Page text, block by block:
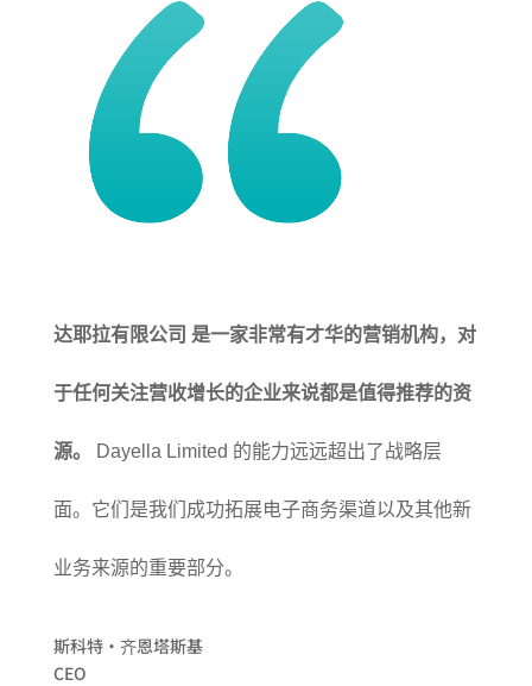
达耶拉有限公司 是一家非常有才华的营销机构，对
于任何关注营收增长的企业来说都是值得推荐的资
源。 Dayella Limited 的能力远远超出了战略层
面。它们是我们成功拓展电子商务渠道以及其他新
业务来源的重要部分。
斯科特·齐恩塔斯基
CEO